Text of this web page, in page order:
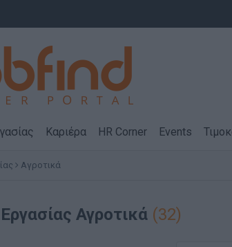
Καριέρα HR Corner Events
Αγροτικά
Αγροτικά (32)